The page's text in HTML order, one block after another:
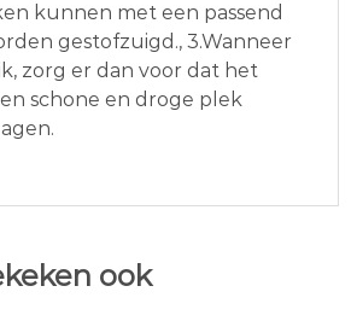
kunnen met een passend
gestofzuigd., 3.Wanneer
zorg er dan voor dat het
schone en droge plek
ook